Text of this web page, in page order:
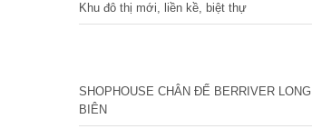
Khu đô thị mới, liền kề, biệt thự
SHOPHOUSE CHÂN ĐẾ BERRIVER LONG
BIÊN